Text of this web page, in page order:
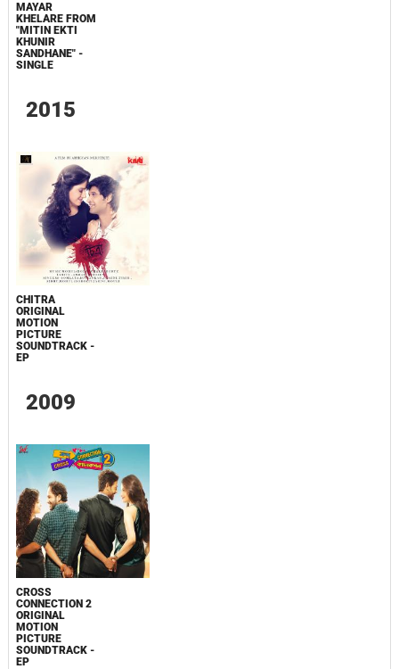
MAYAR
KHELARE FROM
"MITIN EKTI
KHUNIR
SANDHANE" -
SINGLE
2015
CHITRA
ORIGINAL
MOTION
PICTURE
SOUNDTRACK -
EP
2009
CROSS
CONNECTION 2
ORIGINAL
MOTION
PICTURE
SOUNDTRACK -
EP